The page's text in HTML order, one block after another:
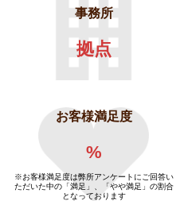
事務所
拠点
お客様満足度
%
※お客様満足度は弊所アンケートにご回答い
ただいた中の「満足」、「やや満足」の割合
となっております